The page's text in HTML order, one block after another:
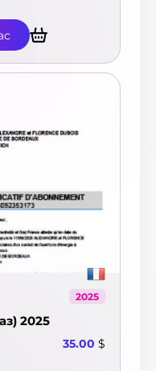
2025
2025
35.00 $